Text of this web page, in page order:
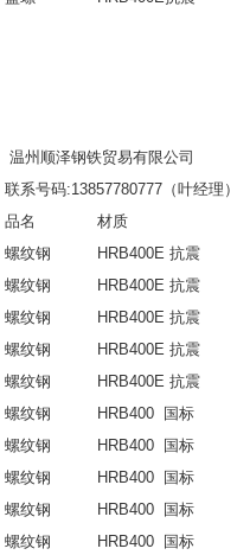
温州顺泽钢铁贸易有限公司
联系号码:13857780777（叶经
品名
材质
螺纹钢
HRB400E 抗震
螺纹钢
HRB400E 抗震
螺纹钢
HRB400E 抗震
螺纹钢
HRB400E 抗震
螺纹钢
HRB400E 抗震
螺纹钢
HRB400 国标
螺纹钢
HRB400 国标
螺纹钢
HRB400 国标
螺纹钢
HRB400 国标
螺纹钢
HRB400 国标